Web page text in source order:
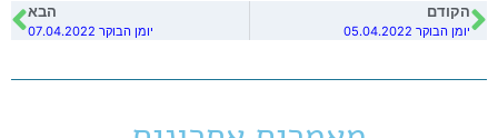
הקודם
יומן הבוקר 05.04.2022
הבא
יומן הבוקר 07.04.2022